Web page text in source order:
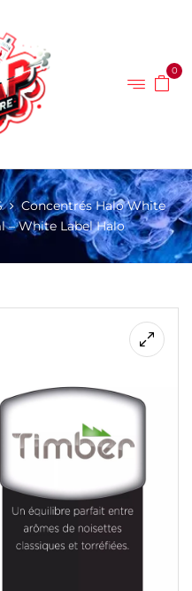
0
Concentrés Halo White
– White Label Halo